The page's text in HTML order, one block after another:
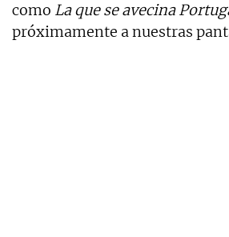
como La que se avecina
próximamente a nuestras